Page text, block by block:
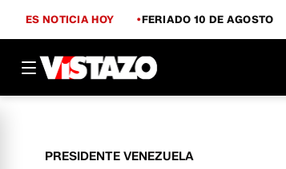
ES NOTICIA HOY FERIADO 10 DE AGOSTO
PRESIDENTE VENEZUELA